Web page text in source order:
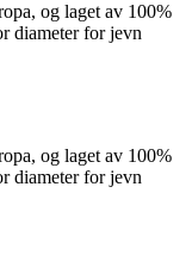
og laget av 100%
diameter for jevn
og laget av 100%
diameter for jevn